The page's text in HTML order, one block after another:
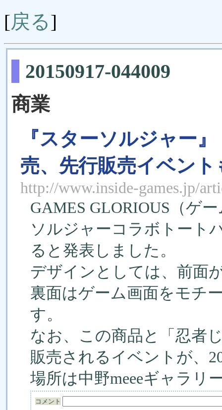
[戻る]
20150917-044009
商業
『スターソルジャー
売、先行販売イベント
http://www.inside-games.jp/
GAMES GLORIOUS（ゲ
ソルジャーコラボトート
ると発表しました。
デザインとしては、前面
裏面はゲーム画面をモチ
す。
なお、この商品と「忍者
販売されるイベントが、
場所は中野meeeギャラリ
コメント